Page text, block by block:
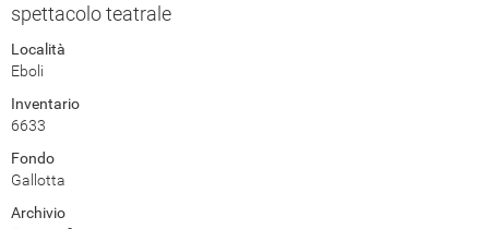
spettacolo teatrale
Località
Eboli
Inventario
6633
Fondo
Gallotta
Archivio